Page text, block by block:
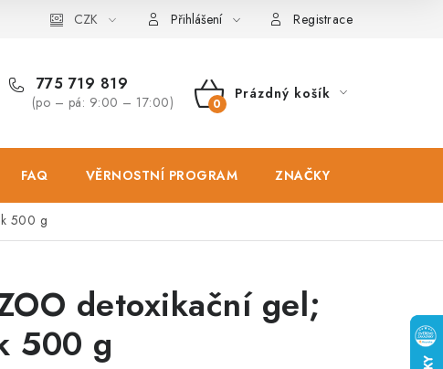
osobních údajů Zásady použivání souboru cookies
CZK Přihlášení Registrace
775 719 819
(po – pá: 9:00 – 17:00)
NÁKUPNÍ
Prázdný košík
FAQ VĚRNOSTNÍ PROGRAM ZNAČKY
500 g
detoxikační gel;
500 g